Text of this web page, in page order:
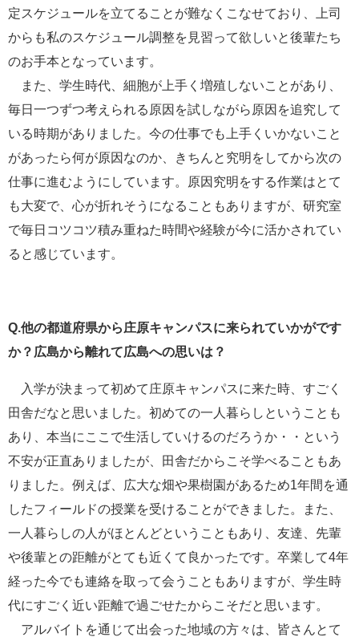
定スケジュールを立てることが難なくこなせており、上司
からも私のスケジュール調整を見習って欲しいと後輩たち
のお手本となっています。
また、学生時代、細胞が上手く増殖しないことがあり、
毎日一つずつ考えられる原因を試しながら原因を追究して
いる時期がありました。今の仕事でも上手くいかないこと
があったら何が原因なのか、きちんと究明をしてから次の
仕事に進むようにしています。原因究明をする作業はとて
も大変で、心が折れそうになることもありますが、研究室
で毎日コツコツ積み重ねた時間や経験が今に活かされてい
ると感じています。
Q.他の都道府県から庄原キャンパスに来られていかがです
か？広島から離れて広島への思いは？
入学が決まって初めて庄原キャンパスに来た時、すごく
田舎だなと思いました。初めての一人暮らしということも
あり、本当にここで生活していけるのだろうか・・という
不安が正直ありましたが、田舎だからこそ学べることもあ
りました。例えば、広大な畑や果樹園があるため1年間を通
したフィールドの授業を受けることができました。また、
一人暮らしの人がほとんどということもあり、友達、先輩
や後輩との距離がとても近くて良かったです。卒業して4年
経った今でも連絡を取って会うこともありますが、学生時
代にすごく近い距離で過ごせたからこそだと思います。
アルバイトを通じて出会った地域の方々は、皆さんとて